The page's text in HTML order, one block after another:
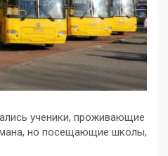
ученики, проживающие
но посещающие школы,